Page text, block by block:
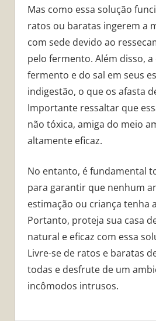
Mas como essa solução
ratos ou baratas ingerem a
com sede devido ao
pelo fermento. Além disso,
fermento e do sal em seus
indigestão, o que os afasta
Importante ressaltar que
não tóxica, amiga do meio
altamente eficaz.
No entanto, é fundamental
para garantir que nenhum
estimação ou criança tenha
Portanto, proteja sua casa
natural e eficaz com essa
Livre-se de ratos e baratas
todas e desfrute de um
incômodos intrusos.